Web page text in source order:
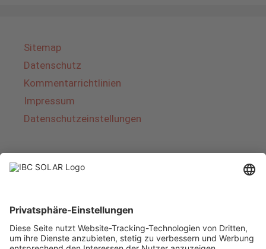
Sitemap
Datenschutz
Kommentarrichtlinien
Impressum
Datenschutzeinstellungen
Über IBC SOLAR
von Energielösungen und Dienstleistungen im
Bereich Photovoltaik und Speicher. Das
Unternehmen bietet Komplettsysteme an und